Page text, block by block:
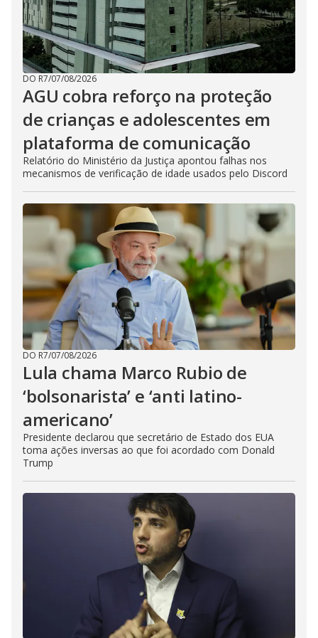
DO R7/07/08/2026
AGU cobra reforço na proteção
de crianças e adolescentes em
plataforma de comunicação
Relatório do Ministério da Justiça apontou falhas nos
mecanismos de verificação de idade usados pelo Discord
DO R7/07/08/2026
Lula chama Marco Rubio de
‘bolsonarista’ e ‘anti latino-
americano’
Presidente declarou que secretário de Estado dos EUA
toma ações inversas ao que foi acordado com Donald
Trump